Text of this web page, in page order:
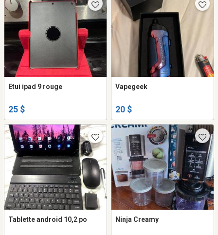
Etui ipad 9 rouge
25 $
Vapegeek
20 $
Tablette android 10,2 po Ninja Creamy